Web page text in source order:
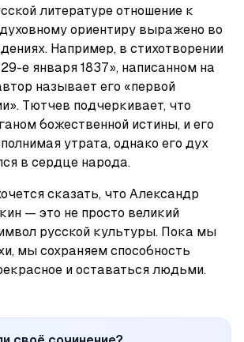
литературе отношение к
ориентиру выражено во
Например, в стихотворении
е января 1837», написанном на
называет его «первой
Тютчев подчеркивает, что
божественной истины, и его
утрата, однако его дух
в сердце народа.
сказать, что Александр
— это не просто великий
русской культуры. Пока мы
мы сохраняем способность
и оставаться людьми.